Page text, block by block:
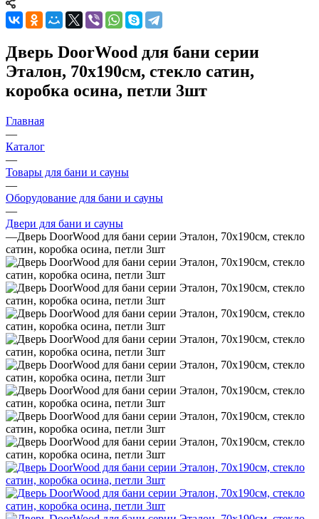
Дверь DoorWood для бани серии
Эталон, 70х190см, стекло сатин,
коробка осина, петли 3шт
Главная
—
Каталог
—
Товары для бани и сауны
—
Оборудование для бани и сауны
—
Двери для бани и сауны
—Дверь DoorWood для бани серии Эталон, 70х190см, стекло
сатин, коробка осина, петли 3шт